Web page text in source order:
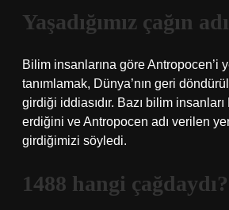
Yaşadığımız çağın
Bilim insanlarına göre Antropocen’i
tanımlamak, Dünya’nın geri
girdiği iddiasıdır. Bazı bilim
erdiğini ve Antropocen adı verilen
girdiğimizi söyledi.
1488 hangi çağdaydı?